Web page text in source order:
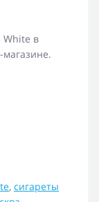
White в
, сигареты